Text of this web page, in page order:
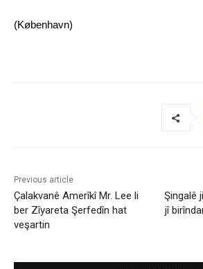
2605
(København)
Previous article
Çalakvanê Amerîkî Mr. Lee li
ber Zîyareta Şerfedîn hat
veşartin
Şingalê
jî